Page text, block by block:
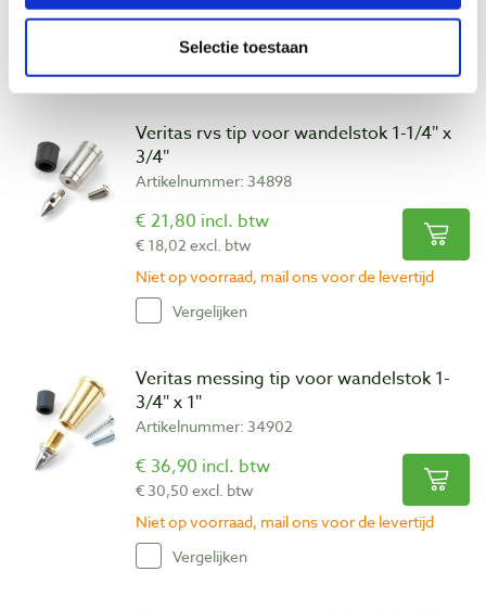
Selectie toestaan
Veritas rvs tip voor wandelstok 1-1/4″ x
3/4″
Artikelnummer: 34898
€ 21,80 incl. btw
€ 18,02 excl. btw
Niet op voorraad, mail ons voor de levertijd
Vergelijken
Veritas messing tip voor wandelstok 1-
3/4″ x 1″
Artikelnummer: 34902
€ 36,90 incl. btw
€ 30,50 excl. btw
Niet op voorraad, mail ons voor de levertijd
Vergelijken